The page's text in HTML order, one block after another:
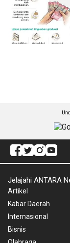
Jelajahi ANTARA
Artikel
Kabar Daerah
Internasional
Bisnis